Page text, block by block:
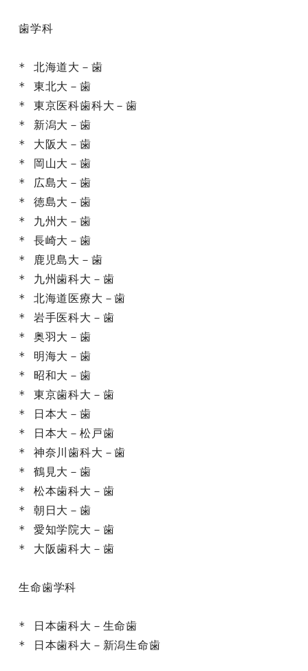
歯学科
* 北海道大－歯
* 東北大－歯
* 東京医科歯科大－歯
* 新潟大－歯
* 大阪大－歯
* 岡山大－歯
* 広島大－歯
* 徳島大－歯
* 九州大－歯
* 長崎大－歯
* 鹿児島大－歯
* 九州歯科大－歯
* 北海道医療大－歯
* 岩手医科大－歯
* 奥羽大－歯
* 明海大－歯
* 昭和大－歯
* 東京歯科大－歯
* 日本大－歯
* 日本大－松戸歯
* 神奈川歯科大－歯
* 鶴見大－歯
* 松本歯科大－歯
* 朝日大－歯
* 愛知学院大－歯
* 大阪歯科大－歯
生命歯学科
* 日本歯科大－生命歯
* 日本歯科大－新潟生命歯